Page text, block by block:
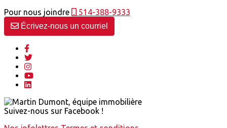
Pour nous joindre
514-388-9333
Écrivez-nous un courriel
Suivez-nous sur Facebook !